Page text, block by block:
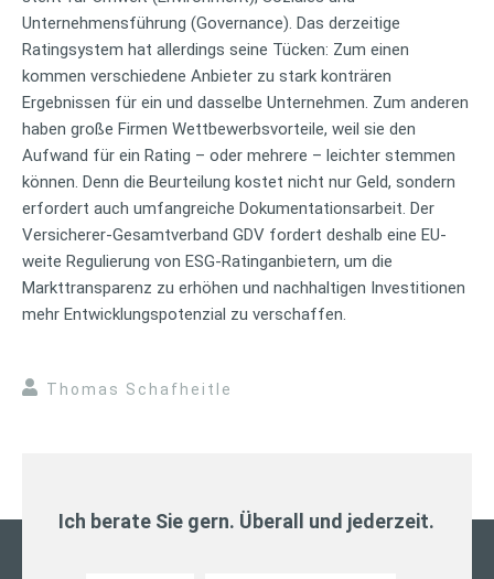
Unternehmensführung (Governance). Das derzeitige
Ratingsystem hat allerdings seine Tücken: Zum einen
kommen verschiedene Anbieter zu stark konträren
Ergebnissen für ein und dasselbe Unternehmen. Zum anderen
haben große Firmen Wettbewerbsvorteile, weil sie den
Aufwand für ein Rating – oder mehrere – leichter stemmen
können. Denn die Beurteilung kostet nicht nur Geld, sondern
erfordert auch umfangreiche Dokumentationsarbeit. Der
Versicherer-Gesamtverband GDV fordert deshalb eine EU-
weite Regulierung von ESG-Ratinganbietern, um die
Markttransparenz zu erhöhen und nachhaltigen Investitionen
mehr Entwicklungspotenzial zu verschaffen.
Thomas Schafheitle
Ich berate Sie gern. Überall und jederzeit.